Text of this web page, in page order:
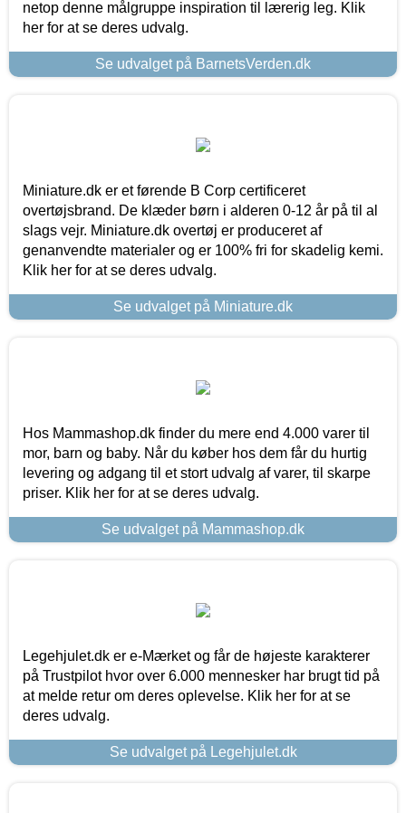
netop denne målgruppe inspiration til lærerig leg. Klik
her for at se deres udvalg.
Se udvalget på BarnetsVerden.dk
Miniature.dk er et førende B Corp certificeret
overtøjsbrand. De klæder børn i alderen 0-12 år på til al
slags vejr. Miniature.dk overtøj er produceret af
genanvendte materialer og er 100% fri for skadelig kemi.
Klik her for at se deres udvalg.
Se udvalget på Miniature.dk
Hos Mammashop.dk finder du mere end 4.000 varer til
mor, barn og baby. Når du køber hos dem får du hurtig
levering og adgang til et stort udvalg af varer, til skarpe
priser. Klik her for at se deres udvalg.
Se udvalget på Mammashop.dk
Legehjulet.dk er e-Mærket og får de højeste karakterer
på Trustpilot hvor over 6.000 mennesker har brugt tid på
at melde retur om deres oplevelse. Klik her for at se
deres udvalg.
Se udvalget på Legehjulet.dk